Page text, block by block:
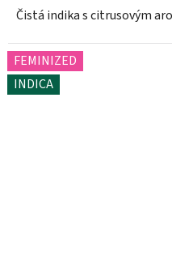
Čistá indika s citrusovým
FEMINIZED
INDICA